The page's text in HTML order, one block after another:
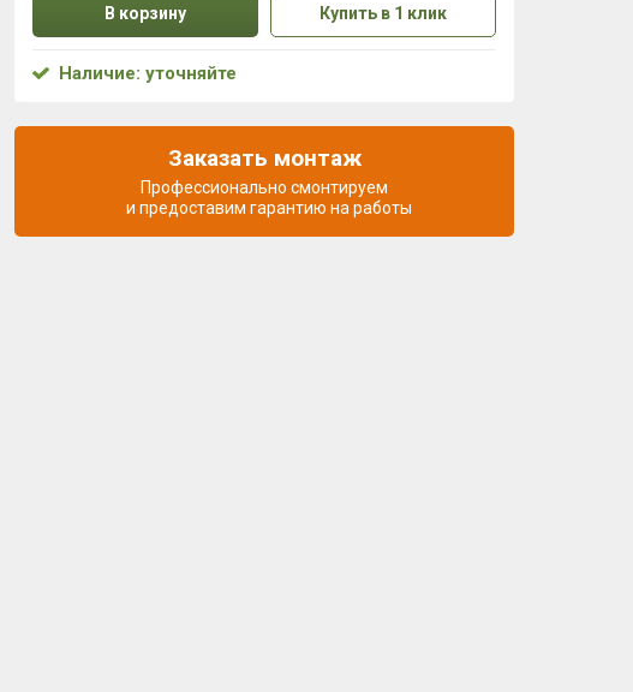
В корзину Купить в 1 клик
Наличие: уточняйте
Заказать монтаж
Профессионально смонтируем
и предоставим гарантию на работы